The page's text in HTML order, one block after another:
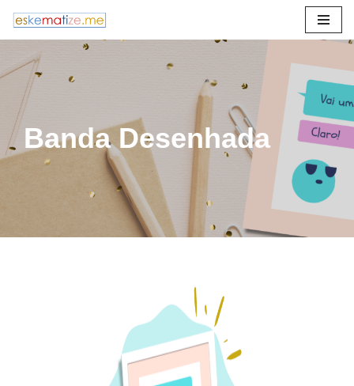
Avançar
para
conteúdo
Banda Desenhada